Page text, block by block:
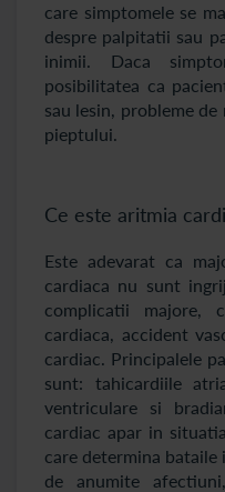
care simptomele se
despre palpitatii sau
inimii. Daca
posibilitatea ca
sau lesin, probleme
pieptului.
Ce este aritmia
Este adevarat ca
cardiaca nu sunt
complicatii majore,
cardiaca, accident
cardiac. Principalele
sunt: tahicardiile
ventriculare si
cardiac apar in
care determina
de anumite